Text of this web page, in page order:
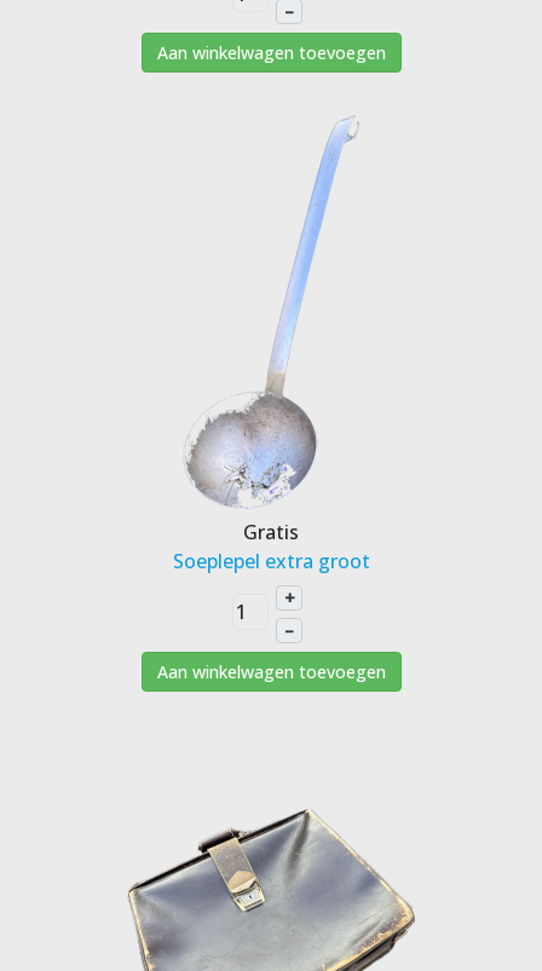
–
Aan winkelwagen toevoegen
Gratis
Soeplepel extra groot
+
–
Aan winkelwagen toevoegen